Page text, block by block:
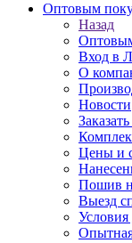
Оптовым
Назад
Вход в
О
Новости
Цены и
Пошив
Выезд
Условия